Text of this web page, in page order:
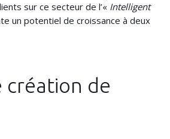
sur ce secteur de l’« Intelligent
un potentiel de croissance à deux
création de